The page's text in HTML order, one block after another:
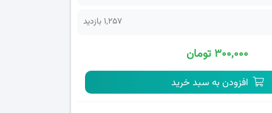
1,257 بازدید
۳۰۰,۰۰۰ تومان
افزودن به سبد خرید